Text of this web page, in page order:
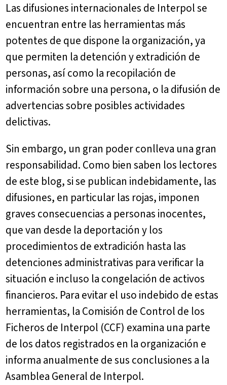
Las difusiones internacionales de Interpol se
encuentran entre las herramientas más
potentes de que dispone la organización, ya
que permiten la detención y extradición de
personas, así como la recopilación de
información sobre una persona, o la difusión de
advertencias sobre posibles actividades
delictivas.
Sin embargo, un gran poder conlleva una gran
responsabilidad. Como bien saben los lectores
de este blog, si se publican indebidamente, las
difusiones, en particular las rojas, imponen
graves consecuencias a personas inocentes,
que van desde la deportación y los
procedimientos de extradición hasta las
detenciones administrativas para verificar la
situación e incluso la congelación de activos
financieros. Para evitar el uso indebido de estas
herramientas, la Comisión de Control de los
Ficheros de Interpol (CCF) examina una parte
de los datos registrados en la organización e
informa anualmente de sus conclusiones a la
Asamblea General de Interpol.